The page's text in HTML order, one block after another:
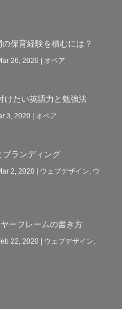
保育経験を積むには？
26, 2020| オペア
けたい英語力と勉強法
3, 2020| オペア
ブランディング
2, 2020| ウェブデザイン, ウ
ーフレームの書き方
22, 2020| ウェブデザイン,